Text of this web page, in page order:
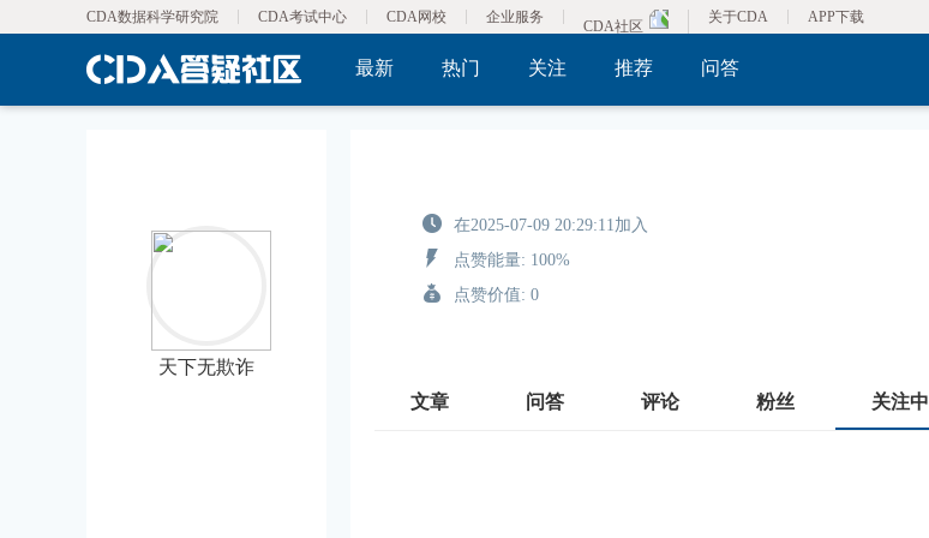
CDA数据科学研究院 CDA考试中心 CDA网校 企业服务
CDA社区
关于CDA APP下载
最新 热门 关注 推荐 问答
天下无欺诈
在2025-07-09 20:29:11加入
点赞能量: 100%
点赞价值: 0
文章 问答 评论 粉丝 关注中